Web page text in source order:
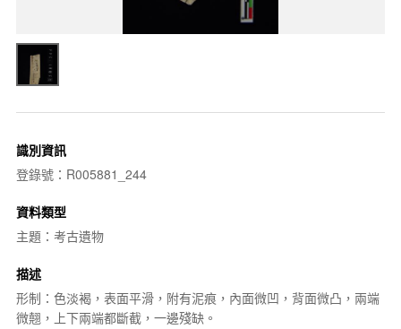
識別資訊
登錄號：R005881_244
資料類型
主題：考古遺物
描述
形制：色淡褐，表面平滑，附有泥痕，內面微凹，背面微凸，兩端
微翹，上下兩端都斷截，一邊殘缺。